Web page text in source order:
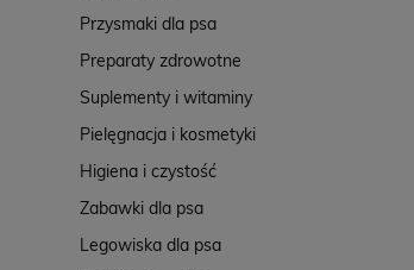
Przysmaki dla psa
Preparaty zdrowotne
Suplementy i witaminy
Pielęgnacja i kosmetyki
Higiena i czystość
Zabawki dla psa
Legowiska dla psa